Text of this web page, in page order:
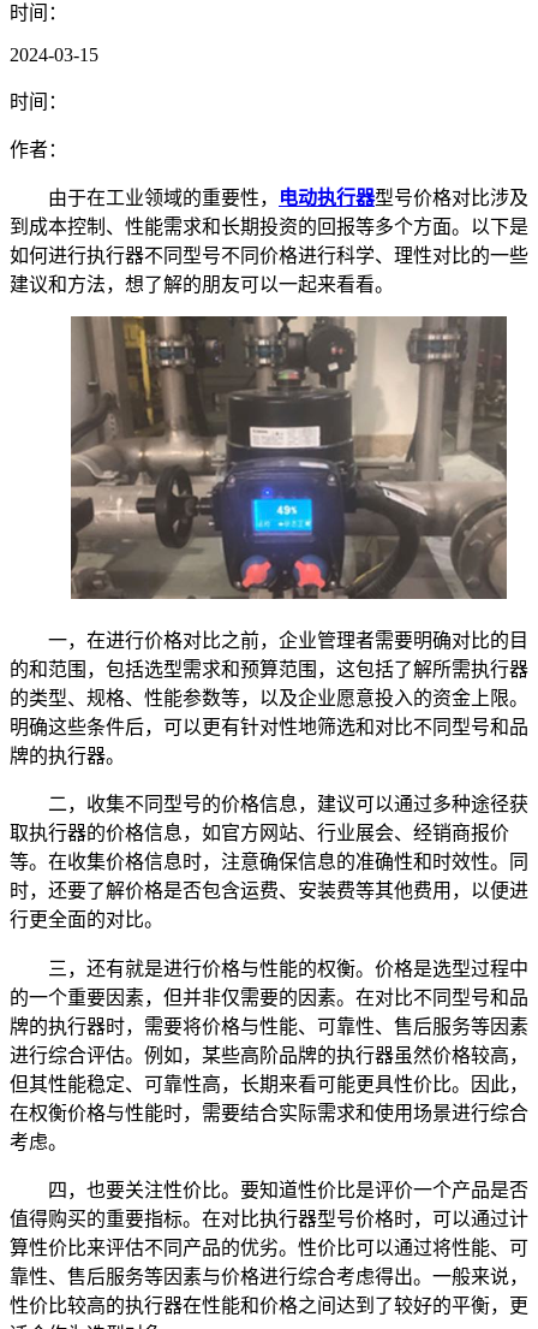
时间：
2024-03-15
时间：
作者：
由于在工业领域的重要性， 电动执行器型号价格对比涉及
到成本控制、性能需求和长期投资的回报等多个方面。以下是
如何进行执行器不同型号不同价格进行科学、理性对比的一些
建议和方法，想了解的朋友可以一起来看看。
一，在进行价格对比之前，企业管理者需要明确对比的目
的和范围，包括选型需求和预算范围，这包括了解所需执行器
的类型、规格、性能参数等，以及企业愿意投入的资金上限。
明确这些条件后，可以更有针对性地筛选和对比不同型号和品
牌的执行器。
二，收集不同型号的价格信息，建议可以通过多种途径获
取执行器的价格信息，如官方网站、行业展会、经销商报价
等。在收集价格信息时，注意确保信息的准确性和时效性。同
时，还要了解价格是否包含运费、安装费等其他费用，以便进
行更全面的对比。
三，还有就是进行价格与性能的权衡。价格是选型过程中
的一个重要因素，但并非仅需要的因素。在对比不同型号和品
牌的执行器时，需要将价格与性能、可靠性、售后服务等因素
进行综合评估。例如，某些高阶品牌的执行器虽然价格较高，
但其性能稳定、可靠性高，长期来看可能更具性价比。因此，
在权衡价格与性能时，需要结合实际需求和使用场景进行综合
考虑。
四，也要关注性价比。要知道性价比是评价一个产品是否
值得购买的重要指标。在对比执行器型号价格时，可以通过计
算性价比来评估不同产品的优劣。性价比可以通过将性能、可
靠性、售后服务等因素与价格进行综合考虑得出。一般来说，
性价比较高的执行器在性能和价格之间达到了较好的平衡，更